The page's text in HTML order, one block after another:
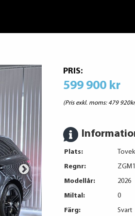
PRIS:
599 900 kr
(Pris exkl. moms: 479
Plats:
Regnr:
Modellår:
2026
Miltal:
0
Färg:
Svart